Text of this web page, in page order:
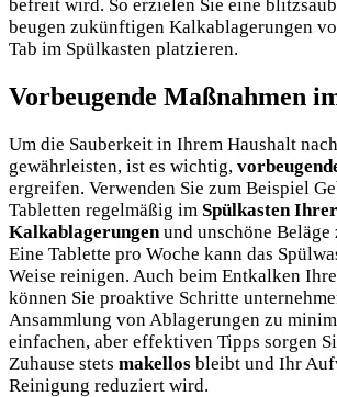
befreit wird. So erzielen Sie eine
beugen zukünftigen Kalkablagerungen
Tab im Spülkasten platzieren.
Vorbeugende Maßnahmen
Um die Sauberkeit in Ihrem Haushalt
gewährleisten, ist es wichtig,
ergreifen. Verwenden Sie zum Beispiel
Tabletten regelmäßig im Spülkasten
Kalkablagerungenund unschöne Beläge
Eine Tablette pro Woche kann das
Weise reinigen. Auch beim Entkalken
können Sie proaktive Schritte
Ansammlung von Ablagerungen zu
einfachen, aber effektiven Tipps sorgen
Zuhause stets makellos bleibt und Ihr
Reinigung reduziert wird.